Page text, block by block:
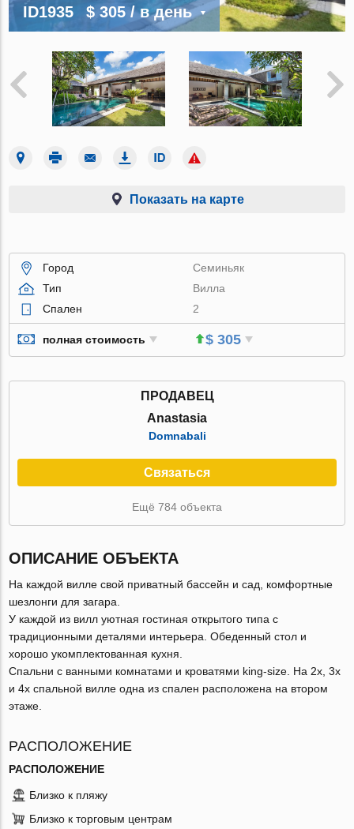
ID1935 $ 305/ в день
Показать на карте
Город
Семиньяк
Тип
Вилла
Спален
2
полная стоимость $ 305
ПРОДАВЕЦ
Anastasia
Domnabali
Связаться
Ещё 784 объекта
ОПИСАНИЕ ОБЪЕКТА
На каждой вилле свой приватный бассейн и сад, комфортные
шезлонги для загара.
У каждой из вилл уютная гостиная открытого типа с
традиционными деталями интерьера. Обеденный стол и
хорошо укомплектованная кухня.
Спальни с ванными комнатами и кроватями king-size. На 2х, 3х
и 4х спальной вилле одна из спален расположена на втором
этаже.
РАСПОЛОЖЕНИЕ
РАСПОЛОЖЕНИЕ
Близко к пляжу
Близко к торговым центрам